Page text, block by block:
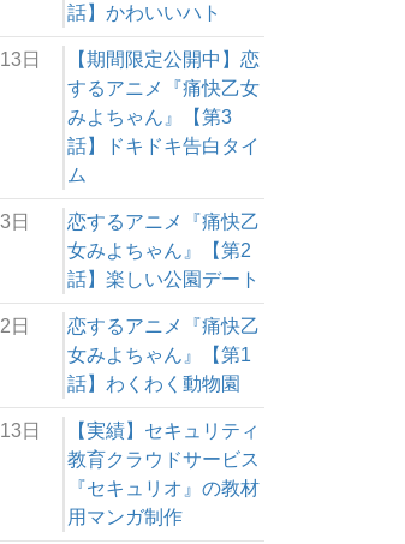
話】かわいいハト
日
【期間限定公開中】恋
するアニメ『痛快乙女
みよちゃん』【第3
話】ドキドキ告白タイ
ム
日
恋するアニメ『痛快乙
女みよちゃん』【第2
話】楽しい公園デート
日
恋するアニメ『痛快乙
女みよちゃん』【第1
話】わくわく動物園
日
【実績】セキュリティ
教育クラウドサービス
『セキュリオ』の教材
用マンガ制作